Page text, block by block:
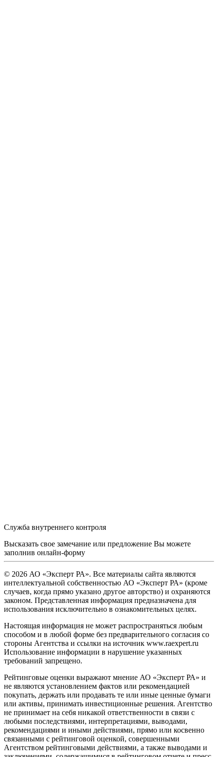
Служба внутреннего контроля
Высказать свое замечание или предложение Вы можете
заполнив онлайн-форму
© 2026 АО «Эксперт РА». Все материалы сайта являются
интеллектуальной собственностью АО «Эксперт РА» (кроме
случаев, когда прямо указано другое авторство) и охраняются
законом. Представленная информация предназначена для
использования исключительно в ознакомительных целях.
Настоящая информация не может распространяться любым
способом и в любой форме без предварительного согласия со
стороны Агентства и ссылки на источник www.raexpert.ru
Использование информации в нарушение указанных
требований запрещено.
Рейтинговые оценки выражают мнение АО «Эксперт РА» и
не являются установлением фактов или рекомендацией
покупать, держать или продавать те или иные ценные бумаги
или активы, принимать инвестиционные решения. Агентство
не принимает на себя никакой ответственности в связи с
любыми последствиями, интерпретациями, выводами,
рекомендациями и иными действиями, прямо или косвенно
связанными с рейтинговой оценкой, совершенными
Агентством рейтинговыми действиями, а также выводами и